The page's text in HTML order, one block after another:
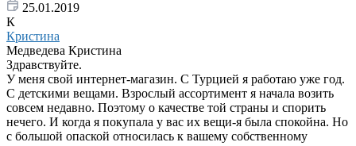
25.01.2019
К
Кристина
Медведева Кристина
Здравствуйте.
У меня свой интернет-магазин. С Турцией я работаю уже год.
С детскими вещами. Взрослый ассортимент я начала возить
совсем недавно. Поэтому о качестве той страны и спорить
нечего. И когда я покупала у вас их вещи-я была спокойна. Но
с большой опаской относилась к вашему собственному